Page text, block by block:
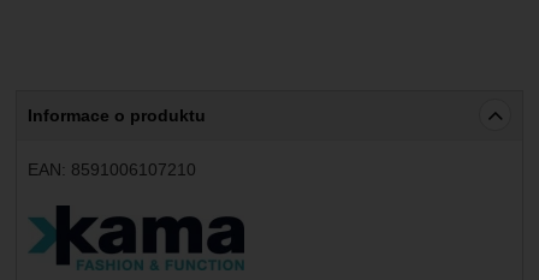
Informace o produktu
EAN: 8591006107210
Výrobce: